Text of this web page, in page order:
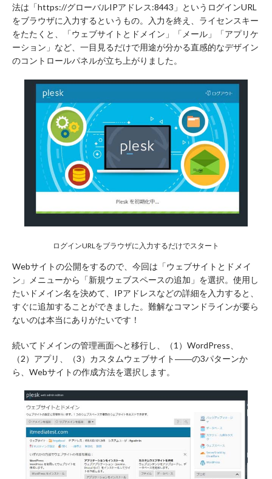
法は「https://グローバルIPアドレス:8443」というログインURL
をブラウザに入力するというもの。入力を終え、ライセンスキー
をたたくと、「ウェブサイトとドメイン」「メール」「アプリケ
ーション」など、一目見るだけで用途が分かる直感的なデザイン
のコントロールパネルが立ち上がりました。
ログインURLをブラウザに入力するだけでスタート
Webサイトの公開をするので、今回は「ウェブサイトとドメイ
ン」メニューから「新規ウェブスペースの追加」を選択。使用し
たいドメイン名を決めて、IPアドレスなどの詳細を入力すると、
すぐに追加することができました。難解なコマンドラインが要ら
ないのは本当にありがたいです！
続いてドメインの管理画面へと移行し、（1）WordPress、
（2）アプリ、（3）カスタムウェブサイト――の3パターンか
ら、Webサイトの作成方法を選択します。